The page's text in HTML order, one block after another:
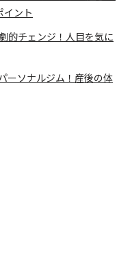
イント
的チェンジ！人目を気に
ーソナルジム！産後の体